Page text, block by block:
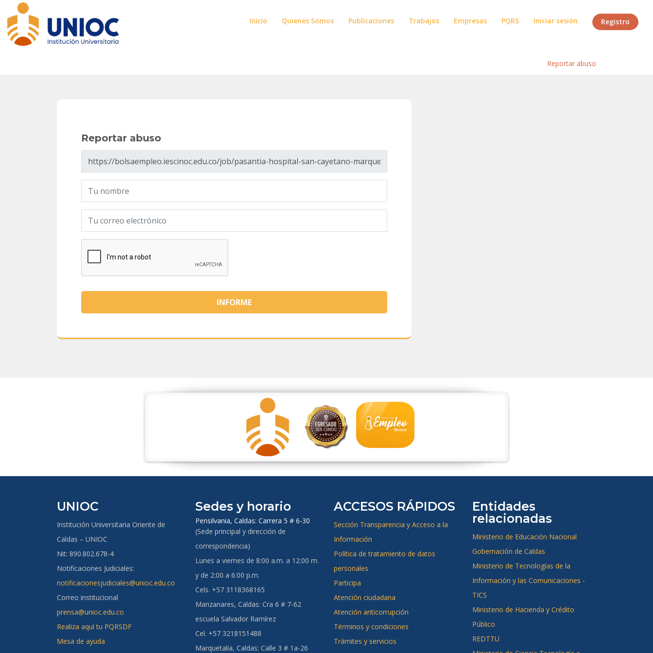
Inicio Quienes Somos Publicaciones Trabajos Empresas PQRS Iniciar sesión Registro
Reportar abuso
Reportar abuso
UNIOC
Institución Universitaria Oriente de
Caldas – UNIOC
Nit: 890.802.678-4
Notificaciones Judiciales:
notificacionesjudiciales@unioc.edu.co
Correo institucional
prensa@unioc.edu.co
Realiza aquí tu PQRSDF
Mesa de ayuda
Sedes y horario
Pensilvania, Caldas: Carrera 5 # 6-30
(Sede principal y dirección de
correspondencia)
Lunes a viernes de 8:00 a.m. a 12:00 m.
y de 2:00 a 6:00 p.m.
Cels. +57 3118368165
Manzanares, Caldas: Cra 6 # 7-62
escuela Salvador Ramírez
Cel. +57 3218151488
Marquetalia, Caldas: Calle 3 # 1a-26
ACCESOS RÁPIDOS
Sección Transparencia y Acceso a la
Información
Política de tratamiento de datos
personales
Participa
Atención ciudadana
Atención anticorrupción
Términos y condiciones
Trámites y servicios
Entidades
relacionadas
Ministerio de Educación Nacional
Gobernación de Caldas
Ministerio de Tecnologías de la
Información y las Comunicaciones -
TICS
Ministerio de Hacienda y Crédito
Público
REDTTU